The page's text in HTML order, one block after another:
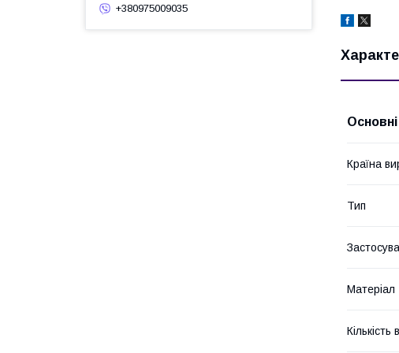
Основні
Країна
Тип
Матеріал
Кількість
+380975009035